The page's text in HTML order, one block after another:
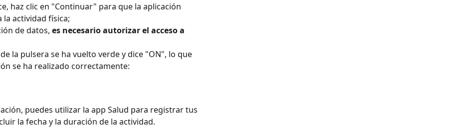
haz clic en "Continuar" para que la aplicación
actividad física;
de datos, es necesario autorizar el acceso a
la pulsera se ha vuelto verde y dice "ON", lo que
se ha realizado correctamente:
puedes utilizar la app Salud para registrar tus
la fecha y la duración de la actividad.